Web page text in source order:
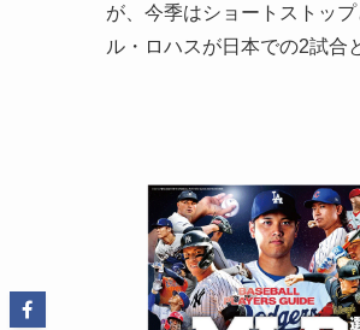
が、今季はショートストッ
ル・ロハスが日本での2試合